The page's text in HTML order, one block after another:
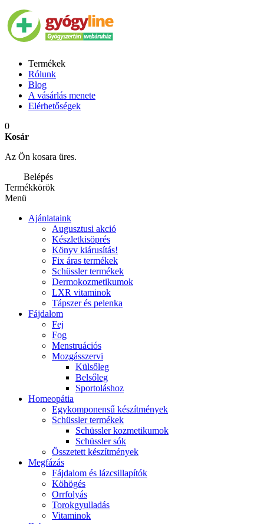
Termékek
Rólunk
Blog
A vásárlás menete
Elérhetőségek
0
Kosár
Az Ön kosara üres.
Belépés
Termékkörök
Menü
Ajánlataink
Augusztusi akció
Készletkisöprés
Könyv kiárusítás!
Fix áras termékek
Schüssler termékek
Dermokozmetikumok
LXR vitaminok
Tápszer és pelenka
Fájdalom
Fej
Fog
Menstruációs
Mozgásszervi
Külsőleg
Belsőleg
Sportoláshoz
Homeopátia
Egykomponensű készítmények
Schüssler termékek
Schüssler kozmetikumok
Schüssler sók
Összetett készítmények
Megfázás
Fájdalom és lázcsillapítók
Köhögés
Orrfolyás
Torokgyulladás
Vitaminok